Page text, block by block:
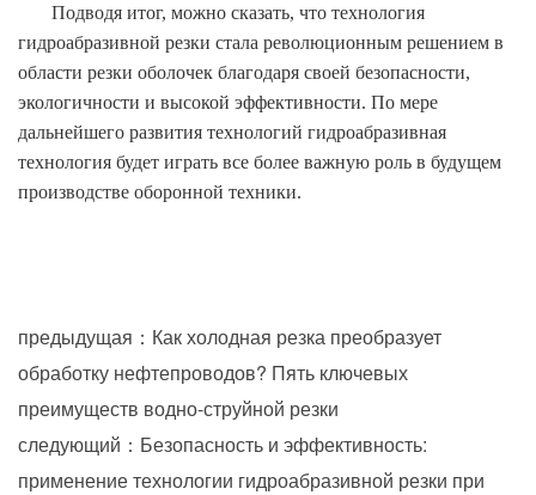
Подводя итог, можно сказать, что технология
гидроабразивной резки стала революционным решением в
области резки оболочек благодаря своей безопасности,
экологичности и высокой эффективности. По мере
дальнейшего развития технологий гидроабразивная
технология будет играть все более важную роль в будущем
производстве оборонной техники.
предыдущая：Как холодная резка преобразует
обработку нефтепроводов? Пять ключевых
преимуществ водно-струйной резки
следующий：Безопасность и эффективность:
применение технологии гидроабразивной резки при